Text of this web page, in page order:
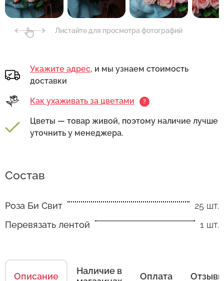
Листайте для просмотра фотографий
Укажите адрес, и мы узнаем стоимость
доставки
Как ухаживать за цветами ?
Цветы — товар живой, поэтому наличие лучше
уточнить у менеджера.
Состав
Роза Би Свит
25 шт.
Перевязать лентой
1 шт.
Описание
Наличие в
Оплата Отзывы